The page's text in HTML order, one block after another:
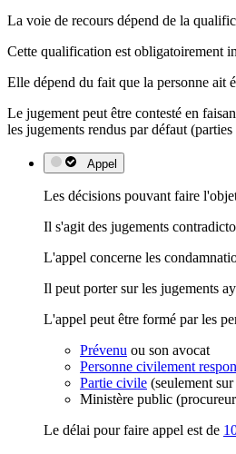
La voie de recours dépend de la
Cette qualification est obligatoirement
Elle dépend du fait que la personne ait
Le jugement peut être contesté en
les jugements rendus pardéfaut (parties
Appel
Les décisions pouvant faire
Il s'agit des jugements
L'appel concerne les
Il peut porter sur les jugements
L'appel peut être formé par les
Prévenu ou son avocat
Personne civilement
Partie civile (seulement
Ministère public
Le délai pour faire appel est de